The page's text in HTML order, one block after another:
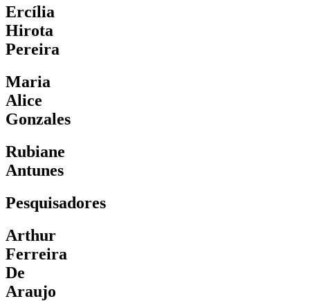
Ercília
Hirota
Pereira
Maria
Alice
Gonzales
Rubiane
Antunes
Pesquisadores
Arthur
Ferreira
De
Araujo